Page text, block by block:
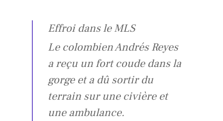
Effroi dans le MLS
Le colombien Andrés Reyes
a reçu un fort coude dans la
gorge et a dû sortir du
terrain sur une civière et
une ambulance.